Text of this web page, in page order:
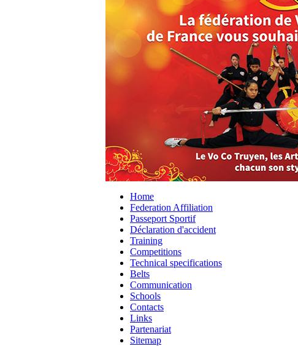
Home
Federation Affiliation
Passeport Sportif
Déclaration d'accident
Training
Competitions
Technical specifications
Belts
Communication
Schools
Contacts
Links
Partenariat
Sitemap